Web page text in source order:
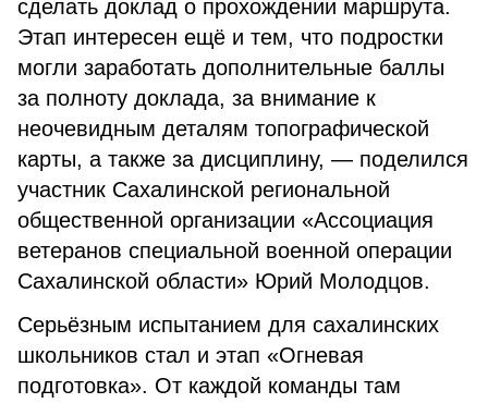
сделать доклад о прохождении маршрута.
Этап интересен ещё и тем, что подростки
могли заработать дополнительные баллы
за полноту доклада, за внимание к
неочевидным деталям топографической
карты, а также за дисциплину, — поделился
участник Сахалинской региональной
общественной организации «Ассоциация
ветеранов специальной военной операции
Сахалинской области» Юрий Молодцов.
Серьёзным испытанием для сахалинских
школьников стал и этап «Огневая
подготовка». От каждой команды там